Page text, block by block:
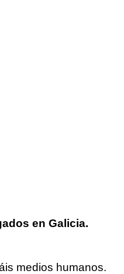
en Galicia.
medios humanos.